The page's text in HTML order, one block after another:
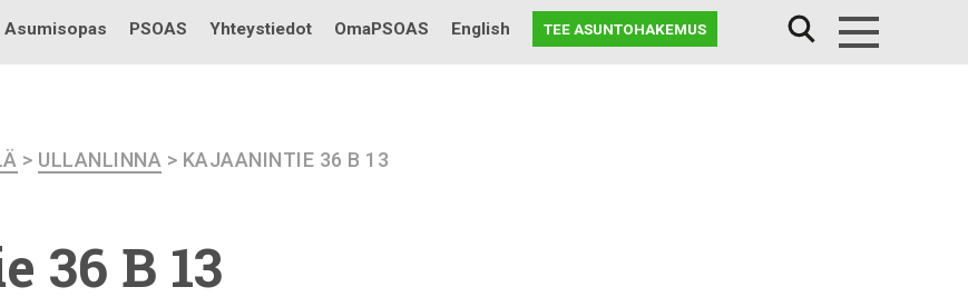
Testi
Asumisopas PSOAS Yhteystiedot OmaPSOAS English TEE ASUNTOHAKEMUS
> ULLANLINNA > KAJAANINTIE 36 B 13
36 B 13